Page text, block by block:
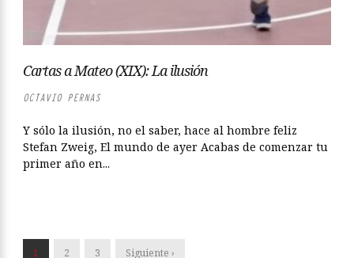
Cartas a Mateo (XIX): La ilusión
OCTAVIO PERNAS
Y sólo la ilusión, no el saber, hace al hombre feliz
Stefan Zweig, El mundo de ayer Acabas de comenzar tu
primer año en...
1 2 3 Siguiente ›